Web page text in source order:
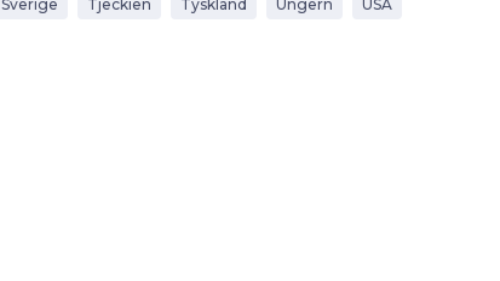
Sverige Tjeckien Tyskland Ungern USA